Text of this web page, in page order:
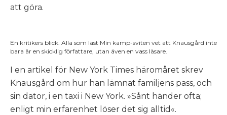
att göra.
En kritikers blick. Alla som läst Min kamp-sviten vet att Knausgård inte
bara är en skicklig författare, utan även en vass läsare.
I en artikel för New York Times häromåret skrev
Knausgård om hur han lämnat familjens pass, och
sin dator, i en taxi i New York. »Sånt händer ofta;
enligt min erfarenhet löser det sig alltid«.